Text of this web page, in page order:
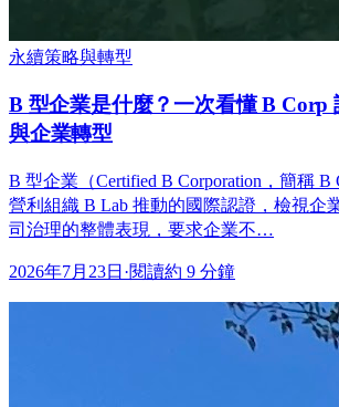
永續策略與轉型
B 型企業是什麼？一次看懂 B Corp
與企業轉型
B 型企業（Certified B Corporation，簡稱
營利組織 B Lab 推動的國際認證，檢視企
司治理的整體表現，要求企業不…
2026年7月23日 ·閱讀約 9 分鐘